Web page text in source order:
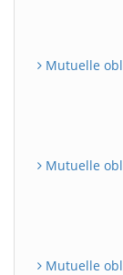
Mutuelle
Mutuelle
Mutuelle